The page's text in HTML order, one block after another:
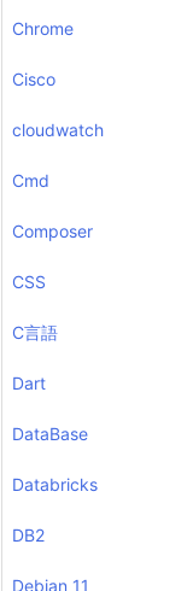
Chrome
Cisco
cloudwatch
Cmd
Composer
CSS
C言語
Dart
DataBase
Databricks
DB2
Debian 11